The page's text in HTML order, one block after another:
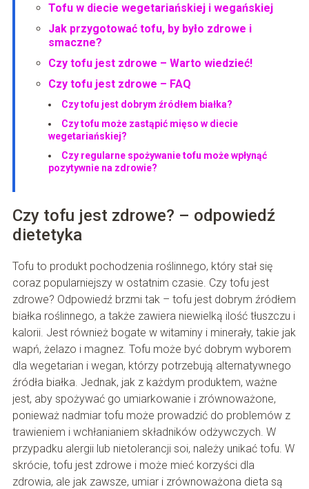
Tofu w diecie wegetariańskiej i wegańskiej
Jak przygotować tofu, by było zdrowe i
smaczne?
Czy tofu jest zdrowe – Warto wiedzieć!
Czy tofu jest zdrowe – FAQ
Czy tofu jest dobrym źródłem białka?
Czy tofu może zastąpić mięso w diecie
wegetariańskiej?
Czy regularne spożywanie tofu może wpłynąć
pozytywnie na zdrowie?
Czy tofu jest zdrowe? – odpowiedź
dietetyka
Tofu to produkt pochodzenia roślinnego, który stał się
coraz popularniejszy w ostatnim czasie. Czy tofu jest
zdrowe? Odpowiedź brzmi tak – tofu jest dobrym źródłem
białka roślinnego, a także zawiera niewielką ilość tłuszczu i
kalorii. Jest również bogate w witaminy i minerały, takie jak
wapń, żelazo i magnez. Tofu może być dobrym wyborem
dla wegetarian i wegan, którzy potrzebują alternatywnego
źródła białka. Jednak, jak z każdym produktem, ważne
jest, aby spożywać go umiarkowanie i zrównoważone,
ponieważ nadmiar tofu może prowadzić do problemów z
trawieniem i wchłanianiem składników odżywczych. W
przypadku alergii lub nietolerancji soi, należy unikać tofu. W
skrócie, tofu jest zdrowe i może mieć korzyści dla
zdrowia, ale jak zawsze, umiar i zrównoważona dieta są